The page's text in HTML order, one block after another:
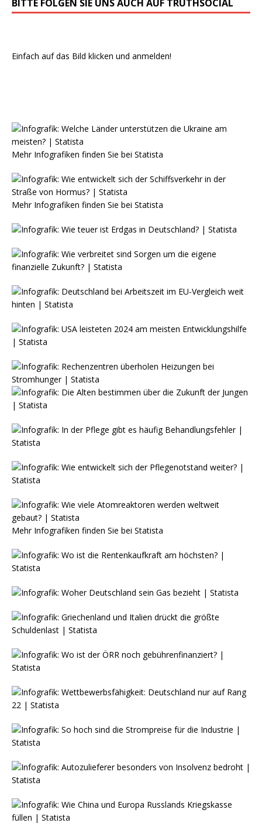
BITTE FOLGEN SIE UNS AUCH AUF TRUTHSOCIAL
Einfach auf das Bild klicken und anmelden!
Mehr Infografiken finden Sie bei Statista
Mehr Infografiken finden Sie bei Statista
Mehr Infografiken finden Sie bei Statista